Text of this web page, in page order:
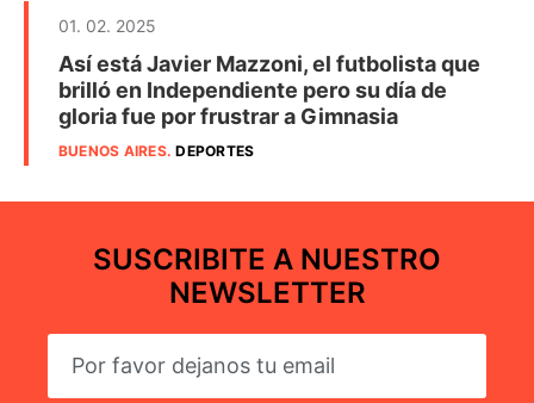
01. 02. 2025
Así está Javier Mazzoni, el futbolista que
brilló en Independiente pero su día de
gloria fue por frustrar a Gimnasia
BUENOS AIRES.DEPORTES
SUSCRIBITE A NUESTRO
NEWSLETTER